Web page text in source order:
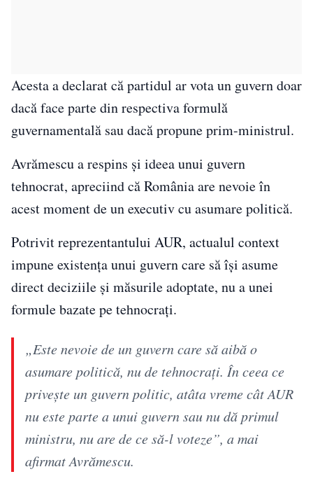
Acesta a declarat că partidul ar vota un guvern doar
dacă face parte din respectiva formulă
guvernamentală sau dacă propune prim-ministrul.
Avrămescu a respins și ideea unui guvern
tehnocrat, apreciind că România are nevoie în
acest moment de un executiv cu asumare politică.
Potrivit reprezentantului AUR, actualul context
impune existența unui guvern care să își asume
direct deciziile și măsurile adoptate, nu a unei
formule bazate pe tehnocrați.
„Este nevoie de un guvern care să aibă o
asumare politică, nu de tehnocraţi. În ceea ce
priveşte un guvern politic, atâta vreme cât AUR
nu este parte a unui guvern sau nu dă primul
ministru, nu are de ce să-l voteze”, a mai
afirmat Avrămescu.